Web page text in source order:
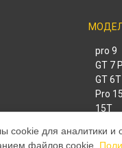
9 pro
GT 7
GT 6T
15 Pro
15T
14T
cookie для аналитики и
файлов cookie.